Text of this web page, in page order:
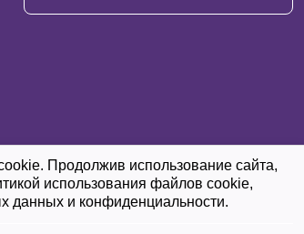
Продолжив использование сайта,
использования файлов cookie,
данных и конфиденциальности.